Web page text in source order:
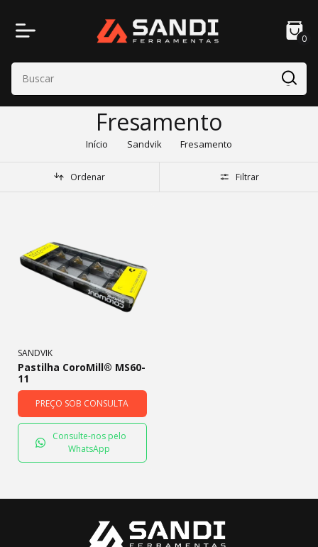
0
Fresamento
Início Sandvik Fresamento
Ordenar Filtrar
SANDVIK
Pastilha CoroMill® MS60-
11
PREÇO SOB CONSULTA
Consulte-nos pelo
WhatsApp